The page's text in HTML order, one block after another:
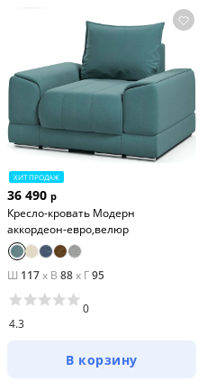
ХИТ ПРОДАЖ
36 490 р
Кресло-кровать Модерн
аккордеон-евро,велюр
Ш 117x В 88x Г95
4.3
0
В корзину